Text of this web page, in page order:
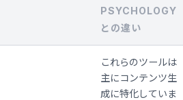
PSYCHOLOGY
との違い
これらのツールは
主にコンテンツ生
成に特化していま